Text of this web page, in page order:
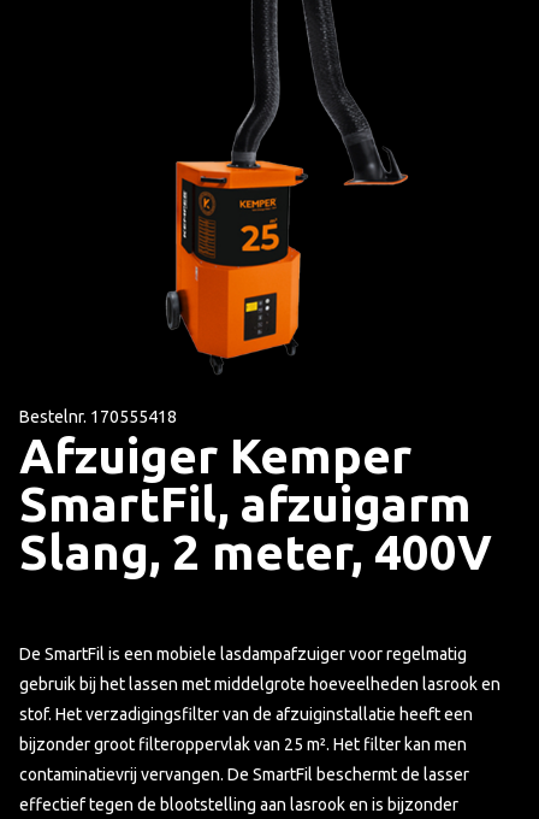
Bestelnr. 170555418
Afzuiger Kemper
SmartFil, afzuigarm
Slang, 2 meter, 400V
De SmartFil is een mobiele lasdampafzuiger voor regelmatig
gebruik bij het lassen met middelgrote hoeveelheden lasrook en
stof. Het verzadigingsfilter van de afzuiginstallatie heeft een
bijzonder groot filteroppervlak van 25 m². Het filter kan men
contaminatievrij vervangen. De SmartFil beschermt de lasser
effectief tegen de blootstelling aan lasrook en is bijzonder